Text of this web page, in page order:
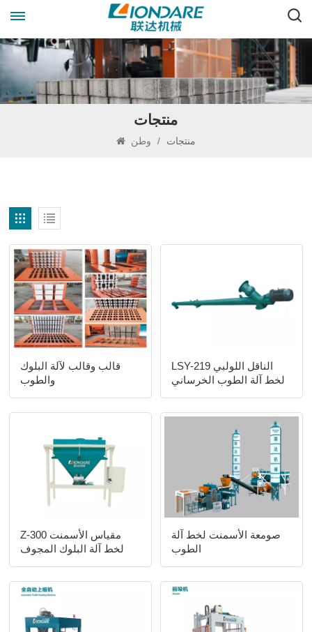
منتجات
/ منتجات
قالب وقالب لآلة البلوك
والطوب
LSY-219 الناقل اللولبي
لخط آلة الطوب الخرساني
Z-300 مقياس الأسمنت
لخط آلة البلوك المجوف
صومعة الأسمنت لخط آلة
الطوب